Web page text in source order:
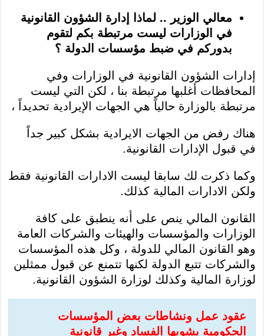
معالي الوزير .. لماذا إدارة الشؤون القانونية
في الوزارات ليست مرتبطة بكم لتقوم
بدوركم في ضبط مؤسسات الدولة ؟
إدارات الشؤون القانونية في الوزارات وفي
المحافظات أغلبها مرتبطة بنا ، لكن التي ليست
مرتبطة بالوزارة حالياً هي الجهات الإيرادية تحديداً ،
هناك رفض من الجهات الايرادية بشكل كبير جداً
في قبول الإدارات القانونية.
وكما ذكرت لك سابقا ليست الادارات القانونية فقط
ولكن الادارات المالية كذلك.
القانون المالي ينص على أنه ينطبق على كافة
الوزارات والمؤسسات والهيئات والشركات العامة
وهو القانون المالي للدولة ، وكل هذه المؤسسات
والشركات تتبع الدولة لكنها تتمنع عن قبول ممثلين
لوزارة المالية وكذلك لوزارة الشؤون القانونية.
عقود عمل ونشاطات بعض المؤسسات
الحكومية يشوبها الفساد وغير قانونية